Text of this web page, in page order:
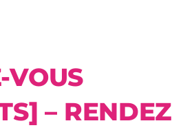
VOUS
– RENDEZ